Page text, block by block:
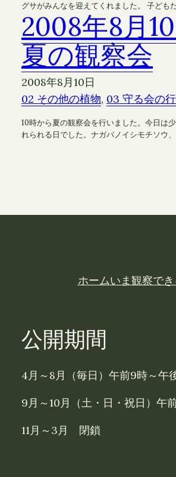
グサがみんなを迎えてくれました。 子ども
2008年8月
夏の観察会
2008年8月10日
02 その他の植物, 03 守る会の
10時から夏の観察会を行いました。今日は
れられる日でした。ナガバノイシモチソウ
ホームいま観察で
公開期間
4月～8月（毎日）午前9時～午
9月～10月（土・日・祝日）午
11月～3月 閉鎖